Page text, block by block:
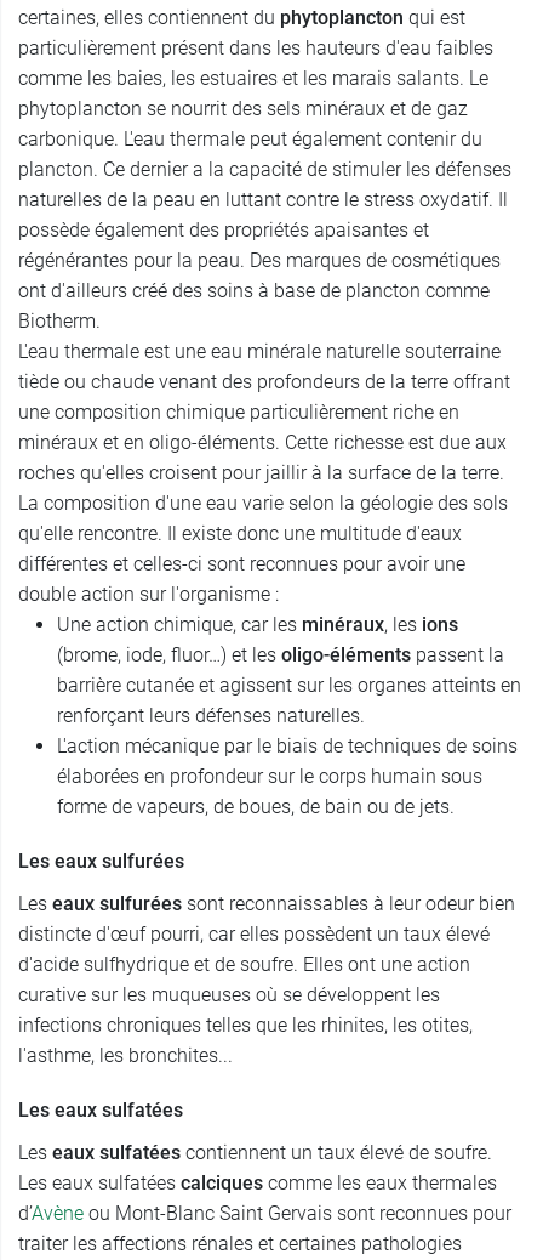
certaines, elles contiennent du phytoplancton qui est
particulièrement présent dans les hauteurs d'eau faibles
comme les baies, les estuaires et les marais salants. Le
phytoplancton se nourrit des sels minéraux et de gaz
carbonique. L'eau thermale peut également contenir du
plancton. Ce dernier a la capacité de stimuler les défenses
naturelles de la peau en luttant contre le stress oxydatif. Il
possède également des propriétés apaisantes et
régénérantes pour la peau. Des marques de cosmétiques
ont d'ailleurs créé des soins à base de plancton comme
Biotherm.
L'eau thermale est une eau minérale naturelle souterraine
tiède ou chaude venant des profondeurs de la terre offrant
une composition chimique particulièrement riche en
minéraux et en oligo-éléments. Cette richesse est due aux
roches qu'elles croisent pour jaillir à la surface de la terre.
La composition d'une eau varie selon la géologie des sols
qu'elle rencontre. Il existe donc une multitude d'eaux
différentes et celles-ci sont reconnues pour avoir une
double action sur l'organisme :
Une action chimique, car les minéraux, les ions
(brome, iode, fluor…) et les oligo-éléments passent la
barrière cutanée et agissent sur les organes atteints en
renforçant leurs défenses naturelles.
L'action mécanique par le biais de techniques de soins
élaborées en profondeur sur le corps humain sous
forme de vapeurs, de boues, de bain ou de jets.
Les eaux sulfurées
Les eaux sulfurées sont reconnaissables à leur odeur bien
distincte d'œuf pourri, car elles possèdent un taux élevé
d'acide sulfhydrique et de soufre. Elles ont une action
curative sur les muqueuses où se développent les
infections chroniques telles que les rhinites, les otites,
l'asthme, les bronchites...
Les eaux sulfatées
Les eaux sulfatées contiennent un taux élevé de soufre.
Les eaux sulfatées calciques comme les eaux thermales
d’Avène ou Mont-Blanc Saint Gervais sont reconnues pour
traiter les affections rénales et certaines pathologies